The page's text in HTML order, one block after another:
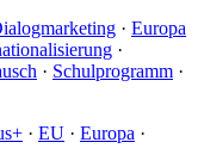
· Europa
·
· Schulprogramm ·
· EU · Europa ·